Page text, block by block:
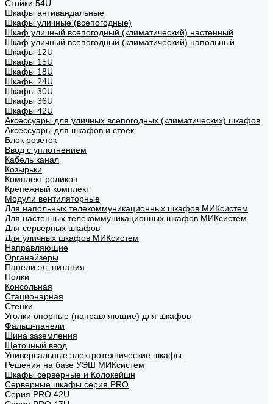
Стойки 54U
Шкафы антивандальные
Шкафы уличные (всепогодные)
Шкаф уличный всепогодный (климатический) настенный
Шкаф уличный всепогодный (климатический) напольный
Шкафы 12U
Шкафы 15U
Шкафы 18U
Шкафы 24U
Шкафы 30U
Шкафы 36U
Шкафы 42U
Аксессуары для уличных всепогодных (климатических) шкафов
Аксессуары для шкафов и стоек
Блок розеток
Ввод с уплотнением
Кабель канал
Козырьки
Комплект роликов
Крепежный комплект
Модули вентиляторные
Для напольных телекоммуникационных шкафов МИКсистем
Для настенных телекоммуникационных шкафов МИКсистем
Для серверных шкафов
Для уличных шкафов МИКсистем
Направляющие
Органайзеры
Панели эл. питания
Полки
Консольная
Стационарная
Стенки
Уголки опорные (направляющие) для шкафов
Фальш-панели
Шина заземления
Щеточный ввод
Универсальные электротехнические шкафы
Решения на базе УЭШ МИКсистем
Шкафы серверные и Колокейшн
Серверные шкафы серия PRO
Серия PRO 42U